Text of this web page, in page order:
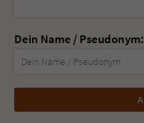
Dein Name / Pseudonym:
Nicht
ausfüllen!